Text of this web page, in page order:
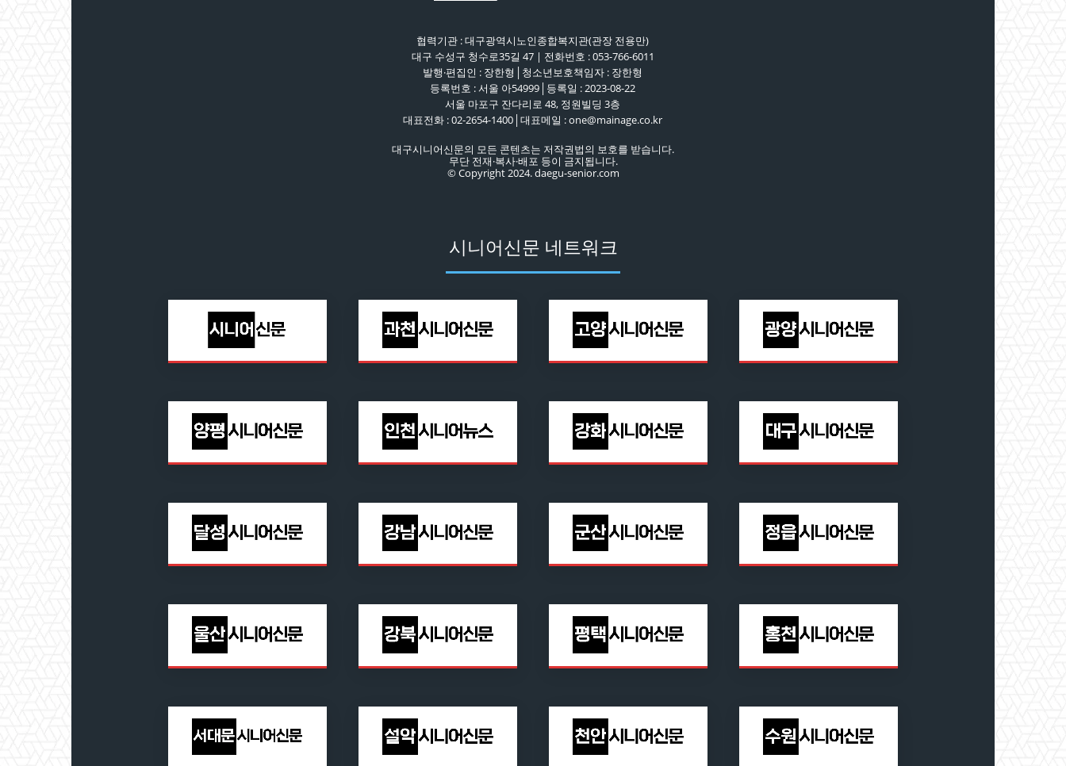
협력기관 : 대구광역시노인종합복지관(관장 전용만)
대구 수성구 청수로35길 47 | 전화번호 : 053-766-6011
발행·편집인 : 장한형│청소년보호책임자 : 장한형
등록번호 : 서울 아54999│등록일 : 2023-08-22
서울 마포구 잔다리로 48, 정원빌딩 3층
대표전화 : 02-2654-1400│대표메일 : one@mainage.co.kr
대구시니어신문의 모든 콘텐츠는 저작권법의 보호를 받습니다.
무단 전재·복사·배포 등이 금지됩니다.
© Copyright 2024. daegu-senior.com
시니어신문 네트워크